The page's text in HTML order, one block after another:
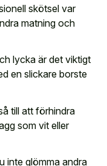
skötsel var
matning och
lycka är det viktigt
en slickare borste
till att förhindra
som vit eller
inte glömma andra